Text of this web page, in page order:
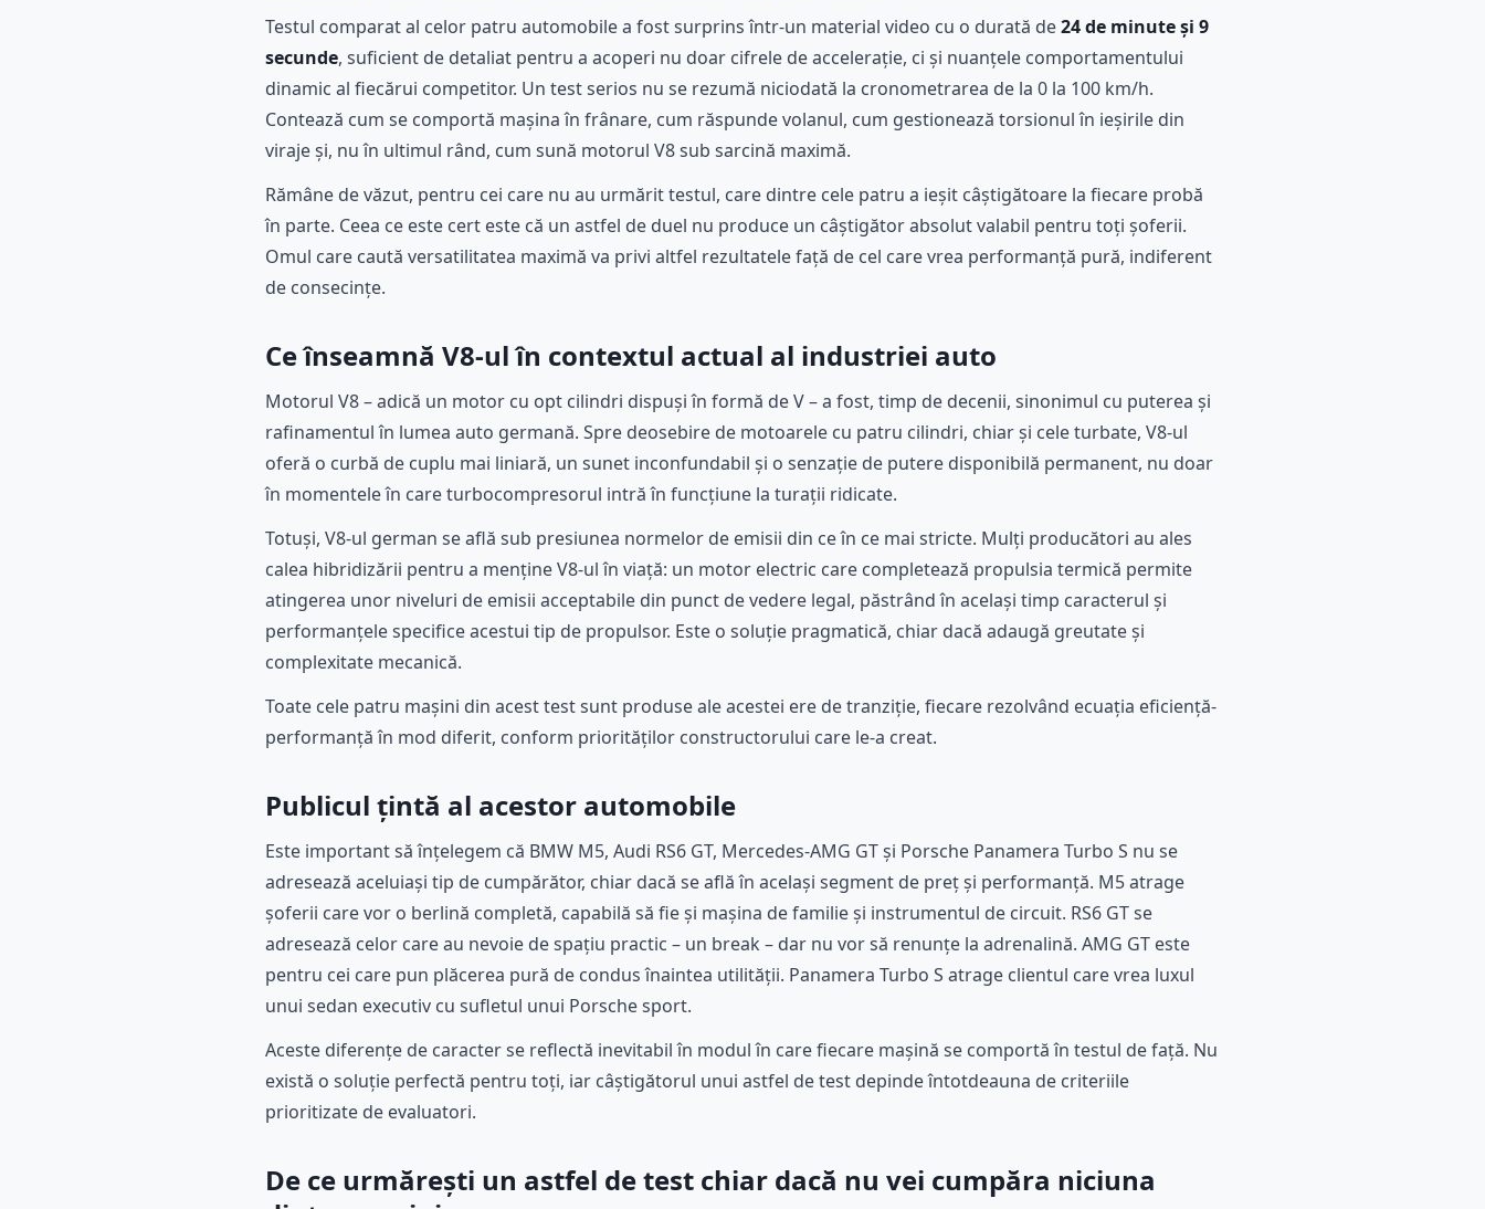
Testul comparat al celor patru automobile a fost surprins într-un material video cu o durată de24 de minute și 9
secunde, suficient de detaliat pentru a acoperi nu doar cifrele de accelerație, ci și nuanțele comportamentului
dinamic al fiecărui competitor. Un test serios nu se rezumă niciodată la cronometrarea de la 0 la 100 km/h.
Contează cum se comportă mașina în frânare, cum răspunde volanul, cum gestionează torsionul în ieșirile din
viraje și, nu în ultimul rând, cum sună motorul V8 sub sarcină maximă.
Rămâne de văzut, pentru cei care nu au urmărit testul, care dintre cele patru a ieșit câștigătoare la fiecare probă
în parte. Ceea ce este cert este că un astfel de duel nu produce un câștigător absolut valabil pentru toți șoferii.
Omul care caută versatilitatea maximă va privi altfel rezultatele față de cel care vrea performanță pură, indiferent
de consecințe.
Ce înseamnă V8-ul în contextul actual al industriei auto
Motorul V8 – adică un motor cu opt cilindri dispuși în formă de V – a fost, timp de decenii, sinonimul cu puterea și
rafinamentul în lumea auto germană. Spre deosebire de motoarele cu patru cilindri, chiar și cele turbate, V8-ul
oferă o curbă de cuplu mai liniară, un sunet inconfundabil și o senzație de putere disponibilă permanent, nu doar
în momentele în care turbocompresorul intră în funcțiune la turații ridicate.
Totuși, V8-ul german se află sub presiunea normelor de emisii din ce în ce mai stricte. Mulți producători au ales
calea hibridizării pentru a menține V8-ul în viață: un motor electric care completează propulsia termică permite
atingerea unor niveluri de emisii acceptabile din punct de vedere legal, păstrând în același timp caracterul și
performanțele specifice acestui tip de propulsor. Este o soluție pragmatică, chiar dacă adaugă greutate și
complexitate mecanică.
Toate cele patru mașini din acest test sunt produse ale acestei ere de tranziție, fiecare rezolvând ecuația eficiență-
performanță în mod diferit, conform priorităților constructorului care le-a creat.
Publicul țintă al acestor automobile
Este important să înțelegem că BMW M5, Audi RS6 GT, Mercedes-AMG GT și Porsche Panamera Turbo S nu se
adresează aceluiași tip de cumpărător, chiar dacă se află în același segment de preț și performanță. M5 atrage
șoferii care vor o berlină completă, capabilă să fie și mașina de familie și instrumentul de circuit. RS6 GT se
adresează celor care au nevoie de spațiu practic – un break – dar nu vor să renunțe la adrenalină. AMG GT este
pentru cei care pun plăcerea pură de condus înaintea utilității. Panamera Turbo S atrage clientul care vrea luxul
unui sedan executiv cu sufletul unui Porsche sport.
Aceste diferențe de caracter se reflectă inevitabil în modul în care fiecare mașină se comportă în testul de față. Nu
există o soluție perfectă pentru toți, iar câștigătorul unui astfel de test depinde întotdeauna de criteriile
prioritizate de evaluatori.
De ce urmărești un astfel de test chiar dacă nu vei cumpăra niciuna